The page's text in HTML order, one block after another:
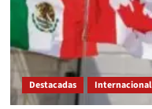
Destacadas Internacional